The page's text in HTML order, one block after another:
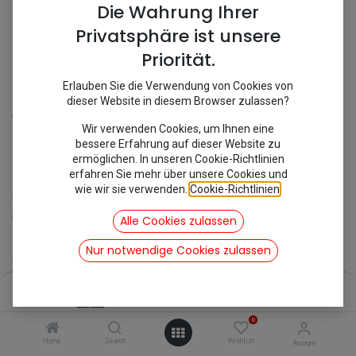
Home Search
0
Wishlist Account
[699070] Doppelpferde für die
Motorhaube
Verleihen Sie Ihrer Citroën 2CV den letzten Schliff mit einem
stilvollen Highlight auf der Motorhaube: unseren exklusiven
Doppelpferden aus Edelstahl.
Gefertigt aus hochwertigem, rostfreiem Edelstahl verbinden diese
nach Jahren im Straßenverkehr nichts von ihrer Wirkung verliert.
Ob Sonne, Regen oder Winter – dieses Schmuckstück bleibt
makellos und setzt ein klares Statement auf jeder Fahrt.
Die Wahrung Ihrer
Privatsphäre ist unsere
Priorität.
Erlauben Sie die Verwendung von Cookies von
dieser Website in diesem Browser zulassen?
Wir verwenden Cookies, um Ihnen eine
bessere Erfahrung auf dieser Website zu
ermöglichen. In unseren Cookie-Richtlinien
erfahren Sie mehr über unsere Cookies und
wie wir sie verwenden. Cookie-Richtlinien.
Alle Cookies zulassen
Nur notwendige Cookies zulassen